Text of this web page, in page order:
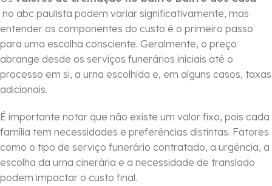
no abc paulista podem variar significativamente, mas
entender os componentes do custo é o primeiro passo
para uma escolha consciente. Geralmente, o preço
abrange desde os serviços funerários iniciais até o
processo em si, a urna escolhida e, em alguns casos, taxas
adicionais.
É importante notar que não existe um valor fixo, pois cada
família tem necessidades e preferências distintas. Fatores
como o tipo de serviço funerário contratado, a urgência, a
escolha da urna cinerária e a necessidade de translado
podem impactar o custo final.